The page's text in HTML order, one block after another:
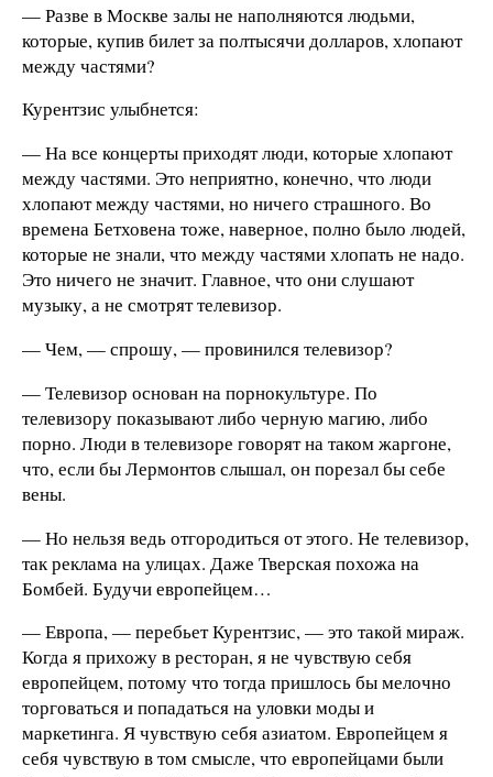
— Разве в Москве залы не наполняются людьми,
которые, купив билет за полтысячи долларов, хлопают
между частями?
Курентзис улыбнется:
— На все концерты приходят люди, которые хлопают
между частями. Это неприятно, конечно, что люди
хлопают между частями, но ничего страшного. Во
времена Бетховена тоже, наверное, полно было людей,
которые не знали, что между частями хлопать не надо.
Это ничего не значит. Главное, что они слушают
музыку, а не смотрят телевизор.
— Чем, — спрошу, — провинился телевизор?
— Телевизор основан на порнокультуре. По
телевизору показывают либо черную магию, либо
порно. Люди в телевизоре говорят на таком жаргоне,
что, если бы Лермонтов слышал, он порезал бы себе
вены.
— Но нельзя ведь отгородиться от этого. Не телевизор,
так реклама на улицах. Даже Тверская похожа на
Бомбей. Будучи европейцем…
— Европа, — перебьет Курентзис, — это такой мираж.
Когда я прихожу в ресторан, я не чувствую себя
европейцем, потому что тогда пришлось бы мелочно
торговаться и попадаться на уловки моды и
маркетинга. Я чувст­вую себя азиатом. Европейцем я
себя чувствую в том смысле, что европейцами были